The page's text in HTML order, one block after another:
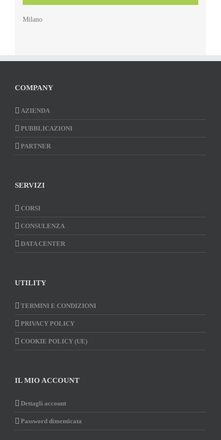
Milano
COMPANY
AZIENDA
PUBBLICAZIONI
PARTNER
SERVIZI
CORSI
CONSULENZA
DATA CENTER
UTILITY
TERMINI E CONDIZIONI
PRIVACY POLICY
COOKIE POLICY (UE)
IL MIO ACCOUNT
Dettagli account
Password dimenticata